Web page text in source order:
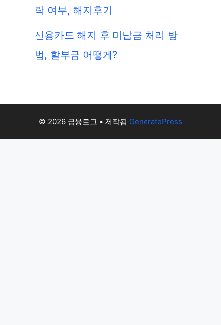
락 여부, 해지후기
신용카드 해지 후 미납금 처리 방
법, 할부금 어떻게?
© 2026 금융로그 • 제작됨 GeneratePress